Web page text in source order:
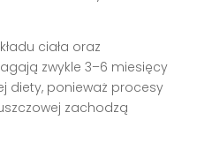
ciała oraz
zwykle 3–6 miesięcy
diety, ponieważ procesy
zachodzą